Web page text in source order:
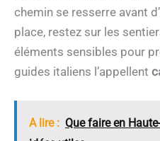
chemin se resserre avant
place, restez sur les
éléments sensibles pour
guides italiens l’appellent
A lire : Que faire en